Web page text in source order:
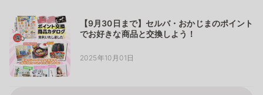
【9月30日まで】セルバ・おかじまのポイント
でお好きな商品と交換しよう！
2025年10月01日